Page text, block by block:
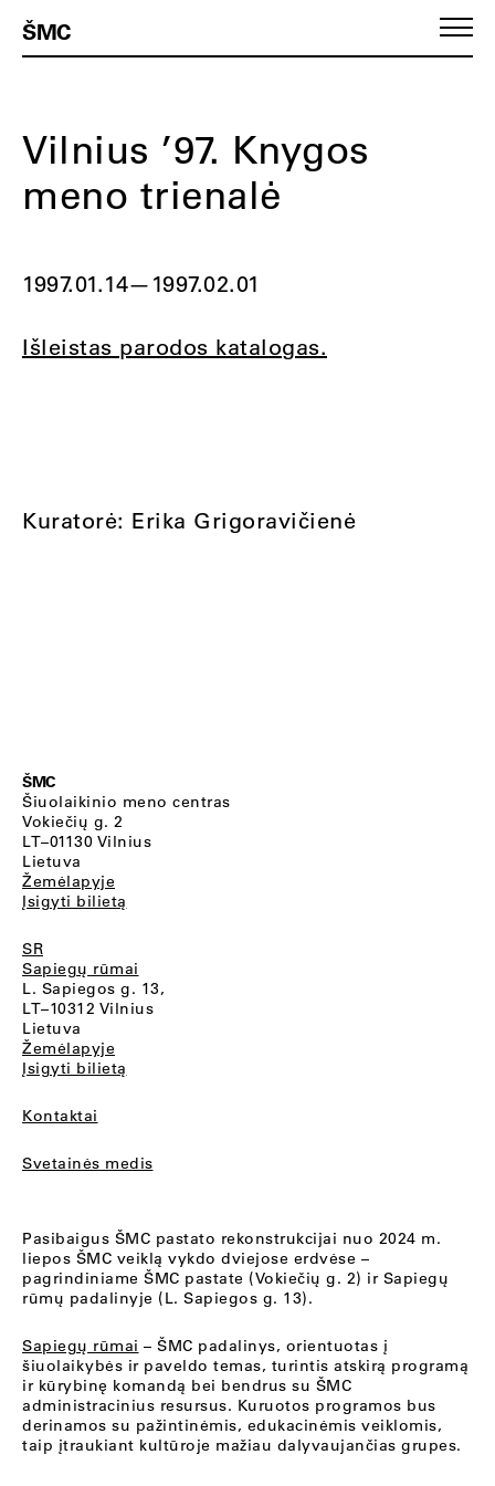
ŠMC
Vilnius ’97. Knygos
meno trienalė
1997.01.14— 1997.02.01
Išleistas parodos katalogas.
Kuratorė: Erika Grigoravičienė
ŠMC
Šiuolaikinio meno centras
Vokiečių g. 2
LT–01130 Vilnius
Lietuva
Žemėlapyje
Įsigyti bilietą
SR
Sapiegų rūmai
L. Sapiegos g. 13,
LT–10312 Vilnius
Lietuva
Žemėlapyje
Įsigyti bilietą
Kontaktai
Svetainės medis
Pasibaigus ŠMC pastato rekonstrukcijai nuo 2024 m.
liepos ŠMC veiklą vykdo dviejose erdvėse –
pagrindiniame ŠMC pastate (Vokiečių g. 2) ir Sapiegų
rūmų padalinyje (L. Sapiegos g. 13).
Sapiegų rūmai – ŠMC padalinys, orientuotas į
šiuolaikybės ir paveldo temas, turintis atskirą programą
ir kūrybinę komandą bei bendrus su ŠMC
administracinius resursus. Kuruotos programos bus
derinamos su pažintinėmis, edukacinėmis veiklomis,
taip įtraukiant kultūroje mažiau dalyvaujančias grupes.